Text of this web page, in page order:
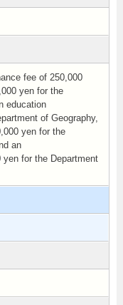
fee of 250,000
yen for the
education
of Geography,
yen for the
an
for the Department